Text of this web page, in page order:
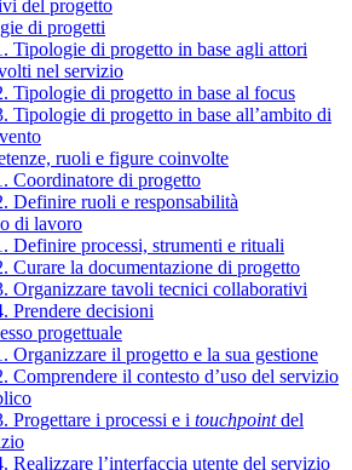
del progetto
di progetti
Tipologie di progetto in base agli attori
nel servizio
Tipologie di progetto in base al focus
Tipologie di progetto in base all’ambito di
ruoli e figure coinvolte
Coordinatore di progetto
Definire ruoli e responsabilità
di lavoro
Definire processi, strumenti e rituali
Curare la documentazione di progetto
Organizzare tavoli tecnici collaborativi
Prendere decisioni
progettuale
Organizzare il progetto e la sua gestione
Comprendere il contesto d’uso del servizio
Progettare i processi e i touchpointdel
Realizzare l’interfaccia utente del servizio